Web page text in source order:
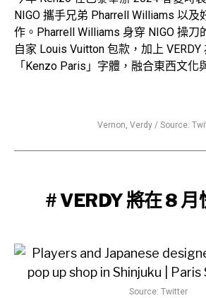
NIGO 攜手兄弟 Pharrell Williams 以及
作。Pharrell Williams 身穿 NIGO 操刀
自家 Louis Vuitton 包款，加上
「Kenzo Paris」字體，融合東西文化
Vernon, Verdy / Source:
# VERDY 將在 8 月
Source: Twitter